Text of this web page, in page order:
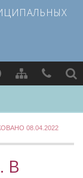
08.04.2022
В